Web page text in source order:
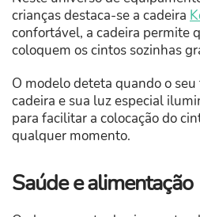
crianças destaca-se a cadeira
confortável, a cadeira permite
coloquem os cintos sozinhas
O modelo deteta quando o
cadeira e sua luz especial
para facilitar a colocação do
qualquer momento.
Saúde e alimentação